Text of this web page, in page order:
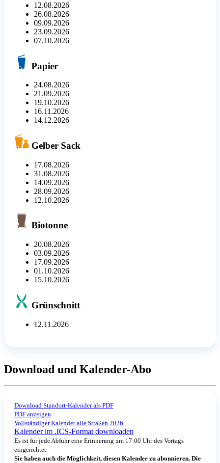
12.08.2026
26.08.2026
09.09.2026
23.09.2026
07.10.2026
Papier
24.08.2026
21.09.2026
19.10.2026
16.11.2026
14.12.2026
Gelber Sack
17.08.2026
31.08.2026
14.09.2026
28.09.2026
12.10.2026
Biotonne
20.08.2026
03.09.2026
17.09.2026
01.10.2026
15.10.2026
Grünschnitt
12.11.2026
Download und Kalender-Abo
Download Standort-Kalender als PDF
PDF anzeigen
Vollständiger Kalender alle Straßen 2026
Kalender im .ICS-Format downloaden
Es ist für jede Abfuhr eine Erinnerung um 17:00 Uhr des Vortags
eingerichtet.
Sie haben auch die Möglichkeit, diesen Kalender zu abonnieren. Die